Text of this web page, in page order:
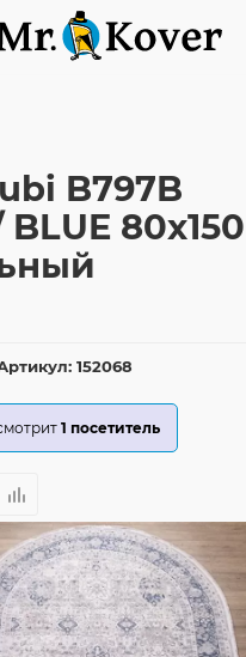
B797B
BLUE 80x150
152068
1 посетитель